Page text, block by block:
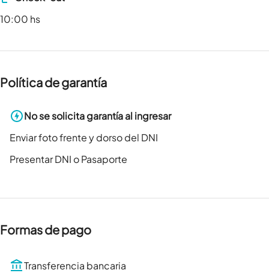
10:00 hs
Política de garantía
No se solicita garantía al ingresar
Enviar foto frente y dorso del DNI
Presentar DNI o Pasaporte
Formas de pago
Transferencia bancaria